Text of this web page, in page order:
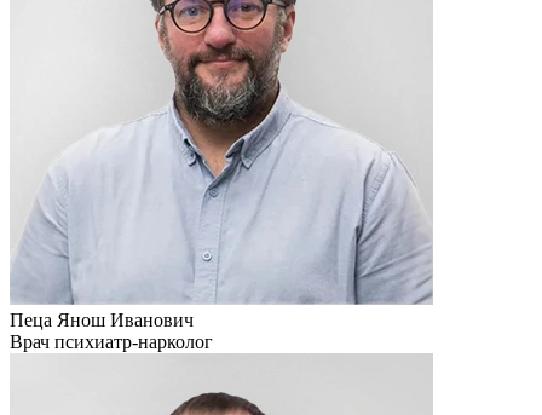
Пеца Янош Иванович
Врач психиатр-нарколог